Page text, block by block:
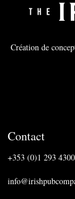
Création de
Contact
+353 (0)1 293 4300